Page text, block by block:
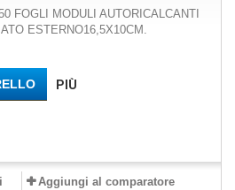
FOGLI MODULI AUTORICALCANTI
ESTERNO16,5X10CM.
PIÙ
Aggiungi al comparatore